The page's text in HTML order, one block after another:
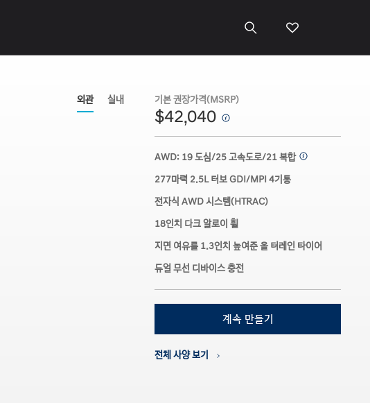
외관 실내 기본 권장가격(MSRP)
$42,040
AWD: 19 도심/25 고속도로/21 복합⁠
277마력 2.5L 터보 GDI/MPI 4기통 ⁠
전자식 AWD 시스템(HTRAC)
18인치 다크 알로이 휠
지면 여유를 1.3인치 높여준 올 터레인 타이어
듀얼 무선 디바이스 충전
계속 만들기
전체 사양 보기